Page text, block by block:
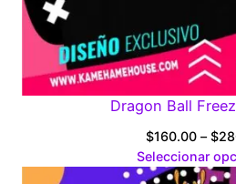
Dragon Ball
$160.00 – $
Seleccionar